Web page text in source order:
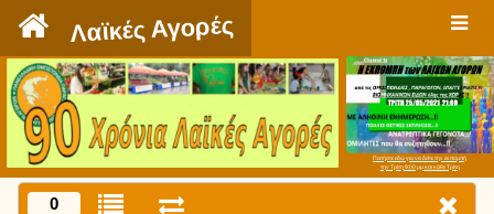
Λαϊκές Αγορές
Πατήστε εδώ για να δείτε την εκπομπή
την Τρίτη 9:00 μμ και κάθε Τρίτη
0